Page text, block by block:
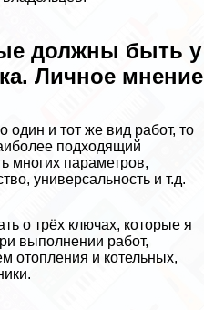
должны быть у
Личное мнение
один и тот же вид работ, то
подходящий
многих параметров,
универсальность и т.д.
о трёх ключах, которые я
выполнении работ,
отопления и котельных,